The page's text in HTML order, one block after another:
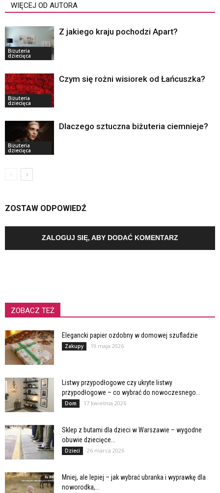
WIĘCEJ OD AUTORA
Biżuteria
dziecięca
Z jakiego kraju pochodzi Apart?
Biżuteria
dziecięca
Czym się rożni wisiorek od Łańcuszka?
Biżuteria
dziecięca
Dlaczego sztuczna biżuteria ciemnieje?
ZOSTAW ODPOWIEDŹ
ZALOGUJ SIĘ, ABY DODAĆ KOMENTARZ
ZOBACZ TEŻ
Elegancki papier ozdobny w domowej szufladzie
Zakupy 19 maja 2026
Listwy przypodłogowe czy ukryte listwy
przypodłogowe – co wybrać do nowoczesnego...
Dom 17 kwietnia 2026
Sklep z butami dla dzieci w Warszawie – wygodne
obuwie dziecięce...
Dzieci 26 marca 2026
Mniej, ale lepiej – jak wybrać ubranka i wyprawkę dla
noworodka,...